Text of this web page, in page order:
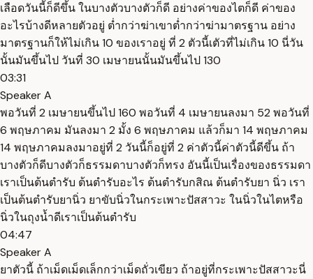
เลือดวันนี้ก็ดีขึ้น ในบางตัวบางตัวก็ดี อย่างค่าของไตก็ดี ค่าของ
อะไรบ้างดีหลายตัวอยู่ ต่ำกว่าฆ่าเขาต่ำกว่าฆ่ามาตรฐาน อย่าง
มาตรฐานก็ให้ไม่เกิน 10 ของเราอยู่ ที่ 2 ตัวนี้เตัวที่ไม่เกิน 10 นี่วัน
นั้นมันขึ้นไป วันที่ 30 เมษายนนั้นมันขึ้นไป 130
03:31
Speaker A
พอวันที่ 2 เมษายนขึ้นไป 160 พอวันที่ 4 เมษายนลงมา 52 พอวันที่
6 พฤษภาคม มันลงมา 2 มั้ง 6 พฤษภาคม แล้วก็มา 14 พฤษภาคม
14 พฤษภาคมลงมาอยู่ที่ 2 วันนี้ก็อยู่ที่ 2 ค่าตัวนี้ค่าตัวนี้ดีขึ้น ถ้า
บางตัวก็ดีบางตัวก็ธรรมดาบางตัวก็ทรง อันนี้เป็นเรื่องของธรรมดา
เราเป็นต้นตำรับ ต้นตำรับอะไร ต้นตำรับกสิณ ต้นตำรับยา นิ่ว เรา
เป็นต้นตำรับยานิ่ว ยาขับนิ่วในกระเพาะปัสสาวะ ในนิ่วในไตหรือ
นิ่วในถุงน้ำดีเราเป็นต้นตำรับ
04:47
Speaker A
ยาตัวนี้ ถ้าเม็ดเม็ดเล็กกว่าเม็ดถั่วเขียว ถ้าอยู่ที่กระเพาะปัสสาวะนี่